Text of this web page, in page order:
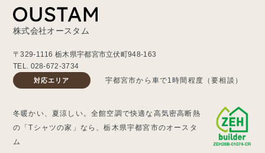
株式会社オースタム
〒329-1116 栃木県宇都宮市立伏町948-163
TEL. 028-672-3734
対応エリア 宇都宮市から車で1時間程度（要相談）
冬暖かい、夏涼しい。全館空調で快適な高気密高断熱
の「Tシャツの家」なら、栃木県宇都宮市のオースタ
ム